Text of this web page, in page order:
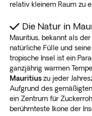
relativ kleinem Raum zu
Die Natur in
Mauritius, bekannt als der
natürliche Fülle und
tropische Insel ist ein
ganzjährig warmen
Mauritiuszu jeder
Aufgrund des
ein Zentrum für
berühmteste Ikone der